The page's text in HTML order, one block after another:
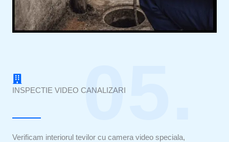
INSPECTIE VIDEO CANALIZARI
05.
Verificam interiorul tevilor cu camera video speciala,